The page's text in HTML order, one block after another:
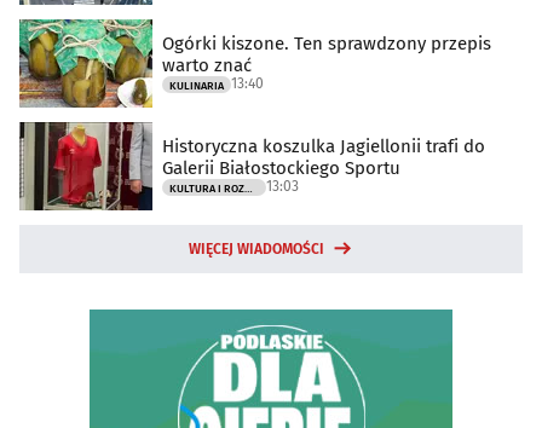
Ogórki kiszone. Ten sprawdzony przepis
warto znać
KULINARIA 13:40
Historyczna koszulka Jagiellonii trafi do
Galerii Białostockiego Sportu
KULTURA I ROZRYWKA 13:03
WIĘCEJ WIADOMOŚCI